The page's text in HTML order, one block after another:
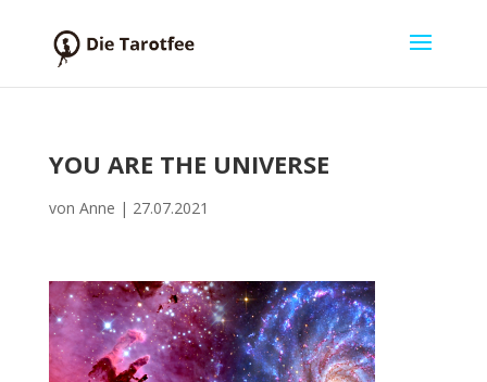
YOU ARE THE UNIVERSE
von Anne | 27.07.2021